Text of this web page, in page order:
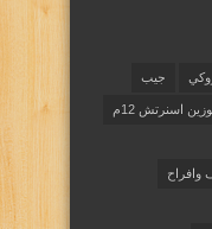
جيب
اسنرتش 12م
وافراح